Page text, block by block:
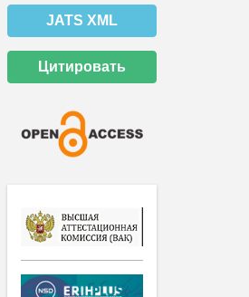
JATS XML
Цитировать